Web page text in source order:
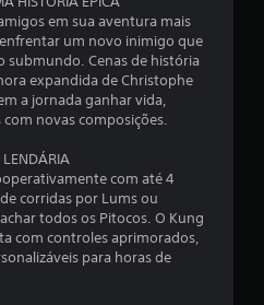
em sua aventura mais
um novo inimigo que
submundo. Cenas de história
expandida de Christophe
a jornada ganhar vida,
novas composições.
LENDÁRIA
com até 4
corridas por Lums ou
todos os Pitocos. O Kung
com controles aprimorados,
para horas de